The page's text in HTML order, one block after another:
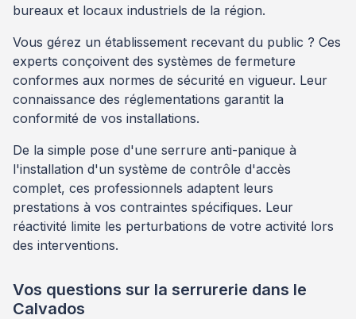
bureaux et locaux industriels de la région.
Vous gérez un établissement recevant du public ? Ces
experts conçoivent des systèmes de fermeture
conformes aux normes de sécurité en vigueur. Leur
connaissance des réglementations garantit la
conformité de vos installations.
De la simple pose d'une serrure anti-panique à
l'installation d'un système de contrôle d'accès
complet, ces professionnels adaptent leurs
prestations à vos contraintes spécifiques. Leur
réactivité limite les perturbations de votre activité lors
des interventions.
Vos questions sur la serrurerie dans le
Calvados